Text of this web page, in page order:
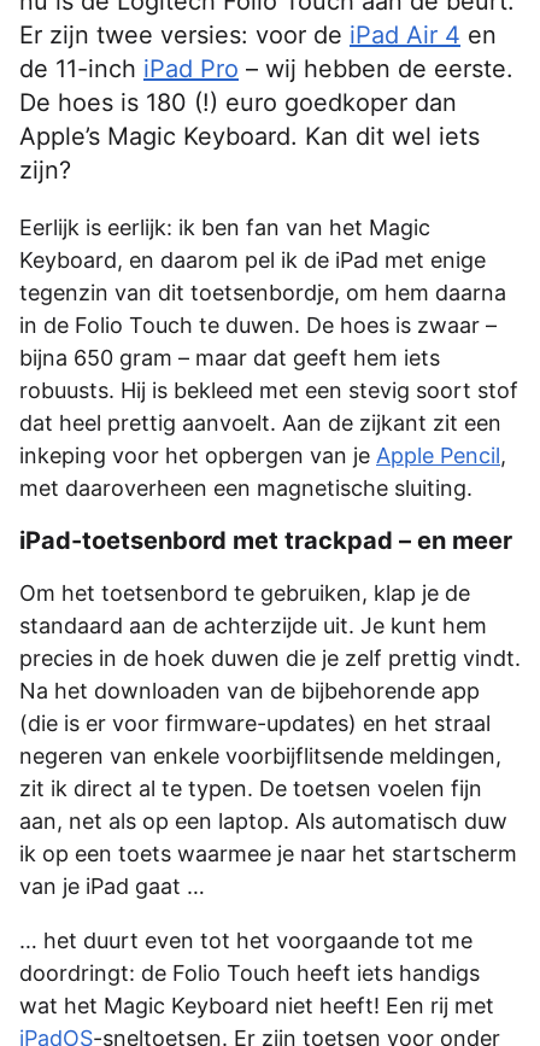
Er zijn twee versies: voor de iPad Air 4 en
de 11-inch iPad Pro – wij hebben de eerste.
De hoes is 180 (!) euro goedkoper dan
Apple’s Magic Keyboard. Kan dit wel iets
zijn?
Eerlijk is eerlijk: ik ben fan van het Magic
Keyboard, en daarom pel ik de iPad met enige
tegenzin van dit toetsenbordje, om hem daarna
in de Folio Touch te duwen. De hoes is zwaar –
bijna 650 gram – maar dat geeft hem iets
robuusts. Hij is bekleed met een stevig soort stof
dat heel prettig aanvoelt. Aan de zijkant zit een
inkeping voor het opbergen van je Apple Pencil,
met daaroverheen een magnetische sluiting.
iPad-toetsenbord met trackpad – en meer
Om het toetsenbord te gebruiken, klap je de
standaard aan de achterzijde uit. Je kunt hem
precies in de hoek duwen die je zelf prettig vindt.
Na het downloaden van de bijbehorende app
(die is er voor firmware-updates) en het straal
negeren van enkele voorbijflitsende meldingen,
zit ik direct al te typen. De toetsen voelen fijn
aan, net als op een laptop. Als automatisch duw
ik op een toets waarmee je naar het startscherm
van je iPad gaat …
… het duurt even tot het voorgaande tot me
doordringt: de Folio Touch heeft iets handigs
wat het Magic Keyboard niet heeft! Een rij met
iPadOS-sneltoetsen. Er zijn toetsen voor onder